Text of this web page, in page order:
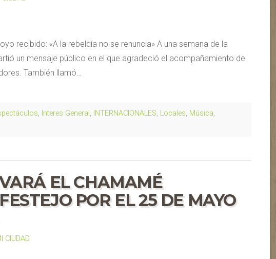
recibido: «A la rebeldía no se renuncia» A una semana de la
un mensaje público en el que agradeció el acompañamiento de
También llamó…
, Interes General , INTERNACIONALES, Locales, Música,
EL CHAMAMÉ
POR EL 25 DE MAYO
CIUDAD